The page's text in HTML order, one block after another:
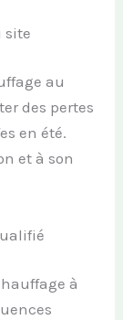
site
au
des pertes
en été.
et à son
à